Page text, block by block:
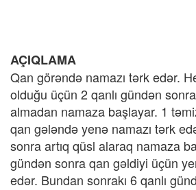
AÇIQLAMA
Qan görəndə namazı tərk edər.
olduğu üçün 2 qanlı gündən
almadan namaza başlayar. 1
qan gələndə yenə namazı tərk
sonra artıq qüsl alaraq namaza
gündən sonra qan gəldiyi üçün
edər. Bundan sonrakı 6 qanlı